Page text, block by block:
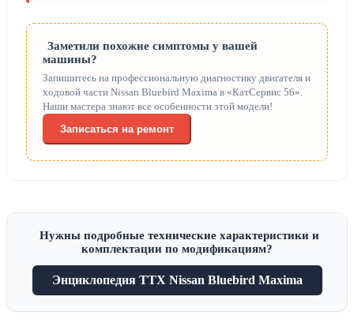
Заметили похожие симптомы у вашей
машины?
Запишитесь на профессиональную диагностику двигателя и
ходовой части Nissan Bluebird Maxima в «КатСервис 56».
Наши мастера знают все особенности этой модели!
Записаться на ремонт
Нужны подробные технические характеристики и
комплектации по модификациям?
Энциклопедия ТТХ Nissan Bluebird Maxima